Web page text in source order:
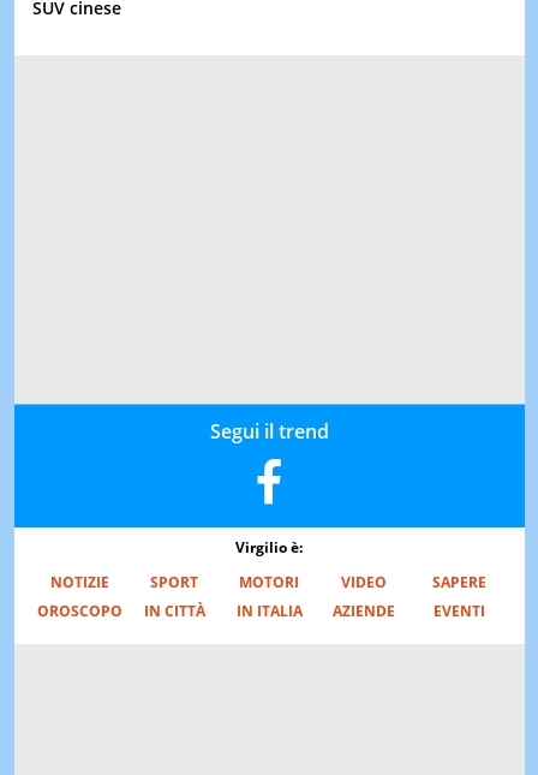
SUV cinese
Segui il trend
Virgilio è:
NOTIZIE
SPORT MOTORI VIDEO
SAPERE
OROSCOPO
IN CITTÀ IN ITALIA AZIENDE EVENTI